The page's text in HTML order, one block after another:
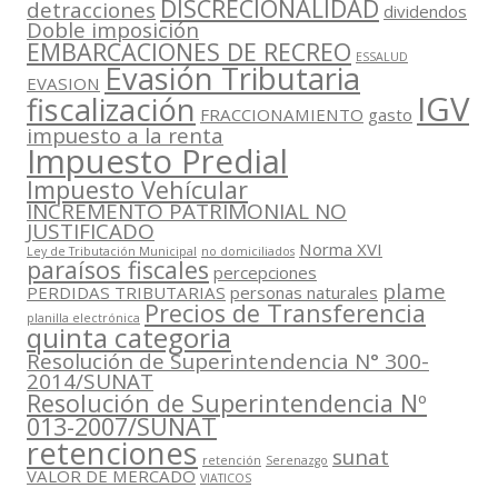
detracciones DISCRECIONALIDAD dividendos
Doble imposición
EMBARCACIONES DE RECREO ESSALUD
EVASION Evasión Tributaria
fiscalización FRACCIONAMIENTO gasto IGV
impuesto a la renta
Impuesto Predial
Impuesto Vehícular
INCREMENTO PATRIMONIAL NO
JUSTIFICADO
Ley de Tributación Municipal no domiciliados Norma XVI
paraísos fiscales percepciones
PERDIDAS TRIBUTARIAS personas naturales plame
planilla electrónica Precios de Transferencia
quinta categoria
Resolución de Superintendencia N° 300-
2014/SUNAT
Resolución de Superintendencia Nº
013-2007/SUNAT
retenciones retención Serenazgo sunat
VALOR DE MERCADO VIATICOS